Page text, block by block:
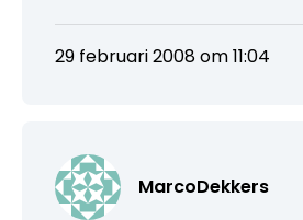
29 februari 2008 om 11:04
MarcoDekkers